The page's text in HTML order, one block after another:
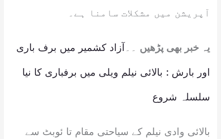
آپریشن میں مشکلات سامنا ہے۔
یہ خبر بھی پڑھیں ۔۔ آزاد کشمیر میں برف باری
اور بارش : بالائی نیلم ویلی میں برفباری کا نیا
سلسلہ شروع
بالائی وادی نیلم کے سیاحتی مقام تا ئوبٹ سے